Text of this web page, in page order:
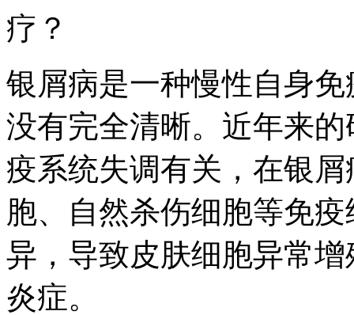
疗？
银屑病是一种慢性自身
没有完全清晰。近年来
疫系统失调有关，在银
胞、自然杀伤细胞等免
异，导致皮肤细胞异常
炎症。